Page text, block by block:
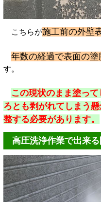
こちらが施工前の外壁
年数の経過で表面の
す。
この現状のまま塗っ
ろとも剥がれてしまう
整する必要があります。
高圧洗浄作業で出来